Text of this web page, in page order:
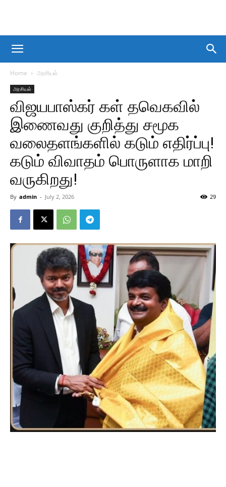
Home அரசியல்
அரசியல்
விஜயபாஸ்கர் கள் தவெகவில்
இணைவது குறித்து சமூக
வலைதளங்களில் கடும் எதிர்ப்பு!
கடும் விவாதம் பொருளாக மாறி
வருகிறது!
By admin - July 2, 2026 29